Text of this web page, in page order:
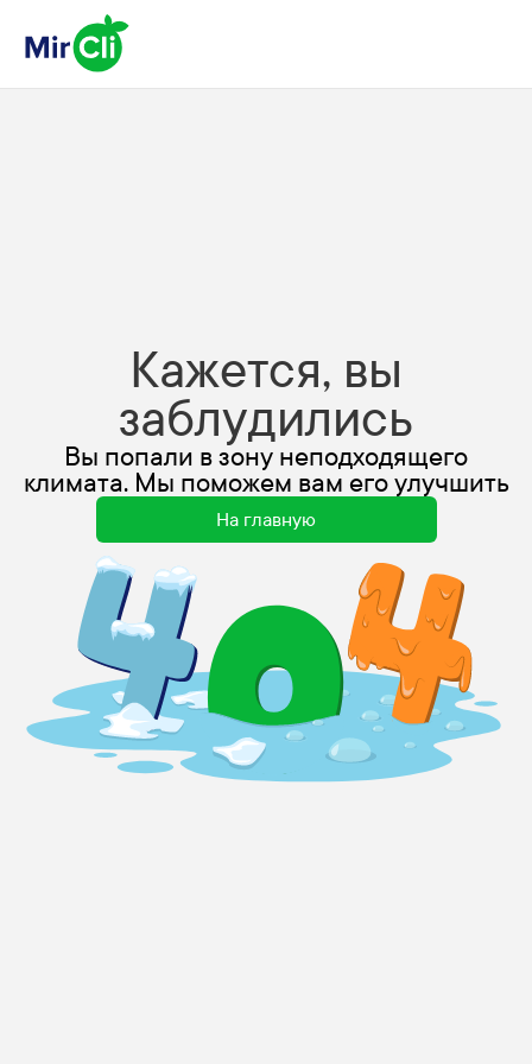
Кажется, вы
заблудились
Вы попали в зону неподходящего
климата. Мы поможем вам его улучшить
На главную